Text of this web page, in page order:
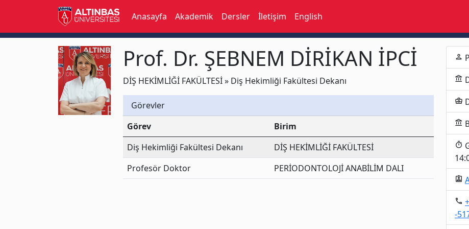
Anasayfa Akademik Dersler İletişim English
Prof. Dr. ŞEBNEM DİRİKAN İPCİ
DİŞ HEKİMLİĞİ FAKÜLTESİ » Diş Hekimliği Fakültesi Dekanı
Görevler
Görev
Birim
Diş Hekimliği Fakültesi Dekanı
DİŞ HEKİMLİĞİ FAKÜLTESİ
Profesör Doktor
PERİODONTOLOJİ ANABİLİM DALI
person
account_balance
business_center
account_balance
timer
assignment_ind
local_phone
-